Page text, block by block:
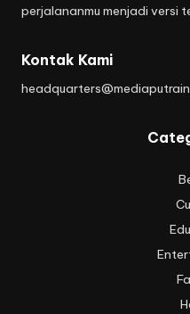
perjalananmu menjadi versi
Kontak Kami